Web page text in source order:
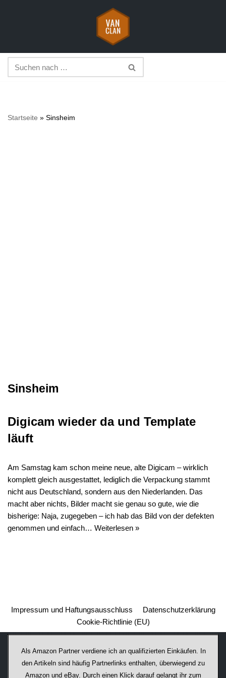
springen
Startseite » Sinsheim
Sinsheim
Digicam wieder da und Template
läuft
Am Samstag kam schon meine neue, alte Digicam – wirklich
komplett gleich ausgestattet, lediglich die Verpackung stammt
nicht aus Deutschland, sondern aus den Niederlanden. Das
macht aber nichts, Bilder macht sie genau so gute, wie die
bisherige: Naja, zugegeben – ich hab das Bild von der defekten
genommen und einfach… Weiterlesen »
Impressum und Haftungsausschluss
Datenschutzerklärung
Cookie-Richtlinie (EU)
Als Amazon Partner verdiene ich an qualifizierten Einkäufen. In
den Artikeln sind häufig Partnerlinks enthalten, überwiegend zu
Amazon und eBay. Durch einen Klick darauf ge­lan­gt ihr zum